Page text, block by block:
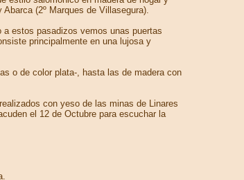
(2º Marques de Villasegura).
estos pasadizos vemos unas puertas
principalmente en una lujosa y
o de color plata-, hasta las de madera con
con yeso de las minas de Linares
el 12 de Octubre para escuchar la